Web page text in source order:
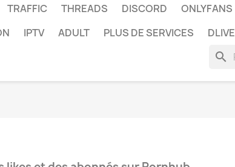
TRAFFIC THREADS DISCORD ONLYFANS
IPTV ADULT PLUS DE SERVICES DLIVE
search